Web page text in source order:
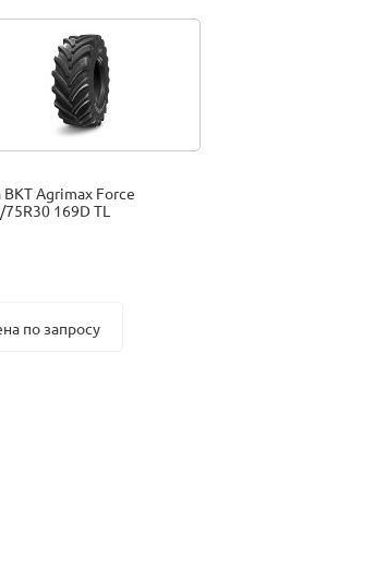
Agrimax Force
169D TL
по запросу